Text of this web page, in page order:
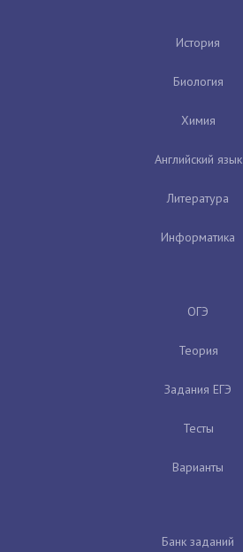
История
Биология
Химия
Английский язык
Литература
Информатика
ОГЭ
Теория
Задания ЕГЭ
Тесты
Варианты
Банк заданий